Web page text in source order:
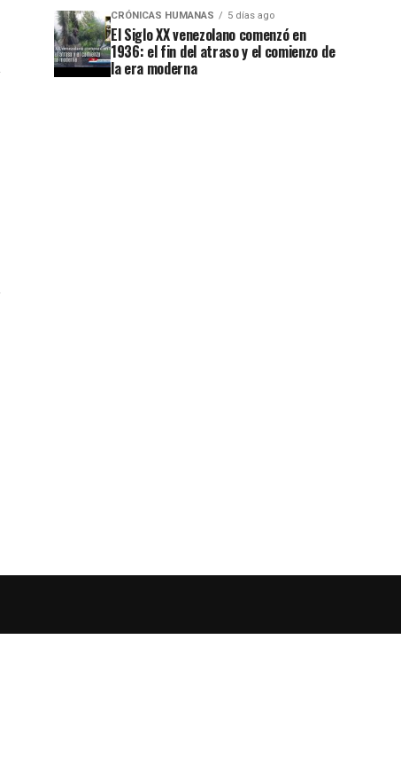
CRÓNICAS HUMANAS 5 días ago
El Siglo XX venezolano comenzó en
1936: el fin del atraso y el comienzo de
la era moderna